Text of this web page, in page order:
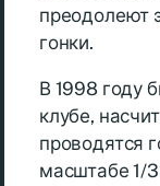
преодолеют
гонки.
В 1998 году
клубе,
проводятся
масштабе 1/